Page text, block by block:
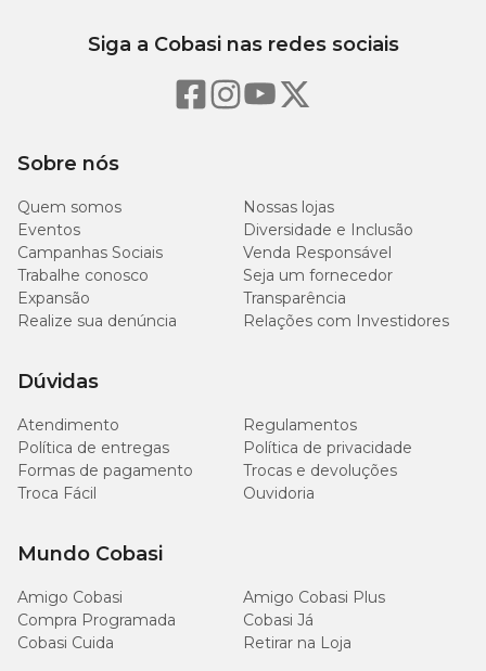
Sobre nós
Quem somos
Nossas lojas
Eventos
Diversidade e Inclusão
Campanhas Sociais
Venda Responsável
Trabalhe conosco
Seja um fornecedor
Expansão
Transparência
Realize sua denúncia
Relações com Investidores
Dúvidas
Atendimento
Regulamentos
Política de entregas
Política de privacidade
Formas de pagamento
Trocas e devoluções
Troca Fácil
Ouvidoria
Mundo Cobasi
Amigo Cobasi
Amigo Cobasi Plus
Compra Programada
Cobasi Já
Cobasi Cuida
Retirar na Loja
Siga a Cobasi nas redes sociais